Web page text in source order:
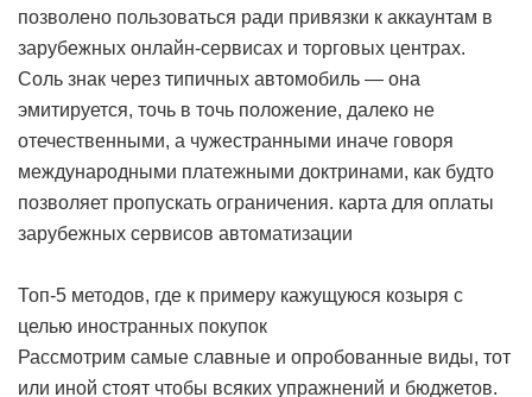
позволено пользоваться ради привязки к аккаунтам в
зарубежных онлайн-сервисах и торговых центрах.
Соль знак через типичных автомобиль — она
эмитируется, точь в точь положение, далеко не
отечественными, а чужестранными иначе говоря
международными платежными доктринами, как будто
позволяет пропускать ограничения. карта для оплаты
зарубежных сервисов автоматизации
Топ-5 методов, где к примеру кажущуюся козыря с
целью иностранных покупок
Рассмотрим самые славные и опробованные виды, тот
или иной стоят чтобы всяких упражнений и бюджетов.